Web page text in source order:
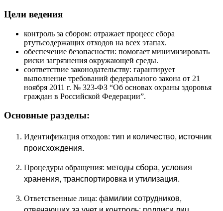
Цели ведения
контроль за сбором: отражает процесс сбора
ртутьсодержащих отходов на всех этапах.
обеспечение безопасности: помогает минимизировать
риски загрязнения окружающей среды.
соответствие законодательству: гарантирует
выполнение требований федерального закона от 21
ноября 2011 г. № 323-ФЗ “Об основах охраны здоровья
граждан в Российской Федерации”.
Основные разделы:
Идентификация отходов: тип и количество, источник
происхождения.
Процедуры обращения: методы сбора, условия
хранения, транспортировка и утилизация.
Ответственные лица: фамилии сотрудников,